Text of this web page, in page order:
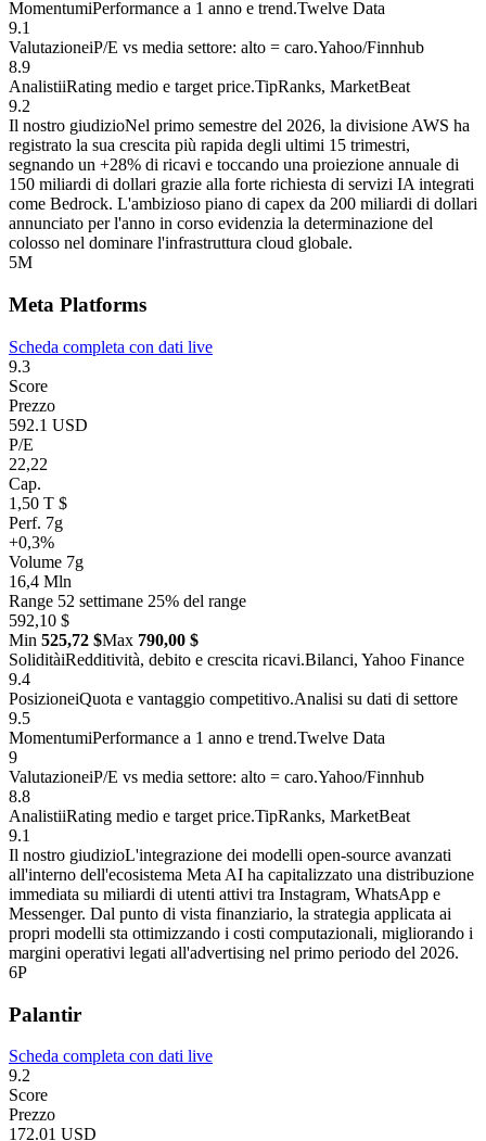
MomentumiPerformance a 1 anno e trend.Twelve Data
9.1
ValutazioneiP/E vs media settore: alto = caro.Yahoo/Finnhub
8.9
AnalistiiRating medio e target price.TipRanks, MarketBeat
9.2
Il nostro giudizioNel primo semestre del 2026, la divisione AWS ha
registrato la sua crescita più rapida degli ultimi 15 trimestri,
segnando un +28% di ricavi e toccando una proiezione annuale di
150 miliardi di dollari grazie alla forte richiesta di servizi IA integrati
come Bedrock. L'ambizioso piano di capex da 200 miliardi di dollari
annunciato per l'anno in corso evidenzia la determinazione del
colosso nel dominare l'infrastruttura cloud globale.
5M
Meta Platforms
Scheda completa con dati live
9.3
Score
Prezzo
592.1 USD
P/E
22,22
Cap.
1,50 T $
Perf. 7g
+0,3%
Volume 7g
16,4 Mln
Range 52 settimane 25% del range
592,10 $
Min 525,72 $Max 790,00 $
SoliditàiRedditività, debito e crescita ricavi.Bilanci, Yahoo Finance
9.4
PosizioneiQuota e vantaggio competitivo.Analisi su dati di settore
9.5
MomentumiPerformance a 1 anno e trend.Twelve Data
9
ValutazioneiP/E vs media settore: alto = caro.Yahoo/Finnhub
8.8
AnalistiiRating medio e target price.TipRanks, MarketBeat
9.1
Il nostro giudizioL'integrazione dei modelli open-source avanzati
all'interno dell'ecosistema Meta AI ha capitalizzato una distribuzione
immediata su miliardi di utenti attivi tra Instagram, WhatsApp e
Messenger. Dal punto di vista finanziario, la strategia applicata ai
propri modelli sta ottimizzando i costi computazionali, migliorando i
margini operativi legati all'advertising nel primo periodo del 2026.
6P
Palantir
Scheda completa con dati live
9.2
Score
Prezzo
172.01 USD